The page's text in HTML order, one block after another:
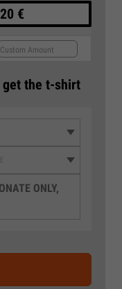
20 €
get the t-shirt
ONLY,